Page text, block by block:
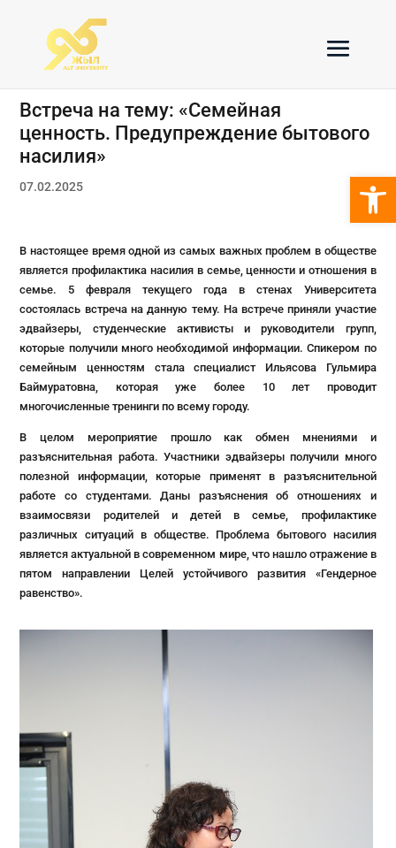
Встреча на тему: «Семейная
ценность. Предупреждение бытового
насилия»
07.02.2025
В настоящее время одной из самых важных проблем в обществе
является профилактика насилия в семье, ценности и отношения в
семье. 5 февраля текущего года в стенах Университета
состоялась встреча на данную тему. На встрече приняли участие
эдвайзеры, студенческие активисты и руководители групп,
которые получили много необходимой информации. Спикером по
семейным ценностям стала специалист Ильясова Гульмира
Баймуратовна, которая уже более 10 лет проводит
многочисленные тренинги по всему городу.
В целом мероприятие прошло как обмен мнениями и
разъяснительная работа. Участники эдвайзеры получили много
полезной информации, которые применят в разъяснительной
работе со студентами. Даны разъяснения об отношениях и
взаимосвязи родителей и детей в семье, профилактике
различных ситуаций в обществе. Проблема бытового насилия
является актуальной в современном мире, что нашло отражение в
пятом направлении Целей устойчивого развития «Гендерное
равенство».